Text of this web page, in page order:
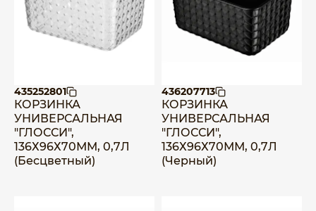
435252801
КОРЗИНКА
УНИВЕРСАЛЬНАЯ
"ГЛОССИ",
136Х96Х70ММ, 0,7Л
(Бесцветный)
436207713
КОРЗИНКА
УНИВЕРСАЛЬНАЯ
"ГЛОССИ",
136Х96Х70ММ, 0,7Л
(Черный)